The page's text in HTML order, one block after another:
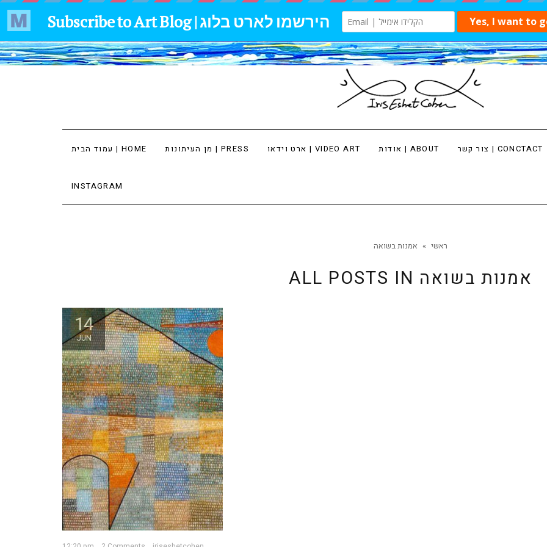
עמוד הבית | HOME מן העיתונות | PRESS ארט וידאו | VIDEO ART אודות | ABOUT צור קשר | CONCTACT
INSTAGRAM
ראשי » אמנות בשואה
ALL POSTS IN אמנות בשואה
14
JUN